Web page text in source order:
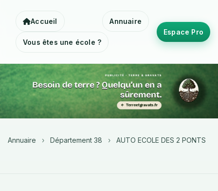
Accueil Annuaire
Vous êtes une école ?
Espace Pro
Annuaire › Département 38 › AUTO ECOLE DES 2 PONTS